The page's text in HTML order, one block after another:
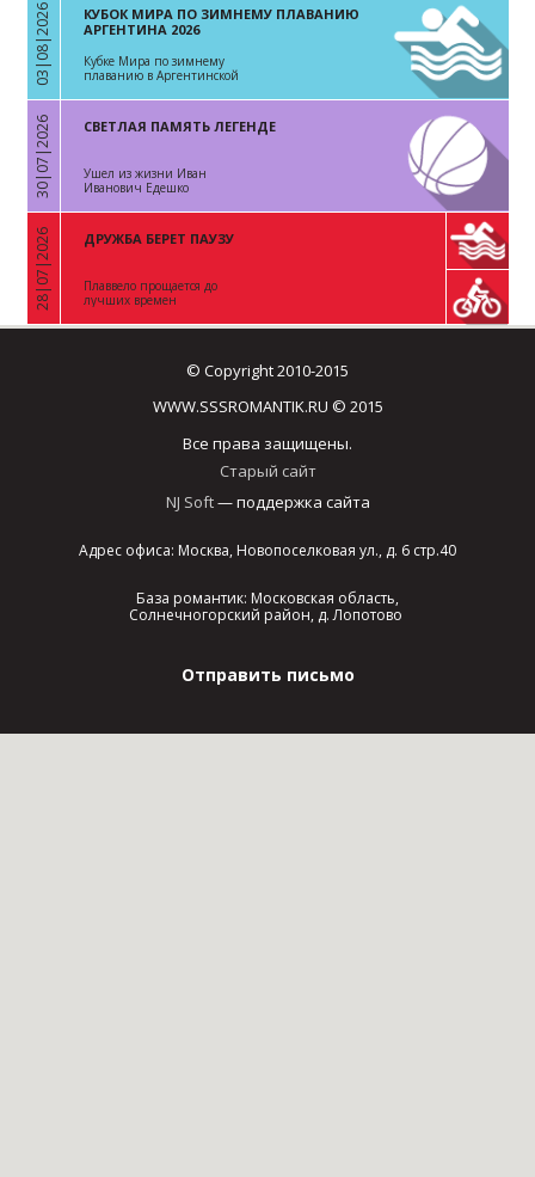
«
03|08|2026
КУБОК МИРА ПО ЗИМНЕМУ ПЛАВАНИЮ
АРГЕНТИНА 2026
Кубке Мира по зимнему
плаванию в Аргентинской
«
30|07|2026 СВЕТЛАЯ ПАМЯТЬ ЛЕГЕНДЕ
Ушел из жизни Иван
Иванович Едешко
«
28|07|2026 ДРУЖБА БЕРЕТ ПАУЗУ
Плаввело прощается до
лучших времен
© Copyright 2010-2015
WWW.SSSROMANTIK.RU © 2015
Все права защищены.
Старый сайт
NJ Soft— поддержка сайта
Адрес офиса: Москва, Новопоселковая ул., д. 6 стр.40
База романтик: Московская область,
Солнечногорский район, д. Лопотово
Отправить письмо